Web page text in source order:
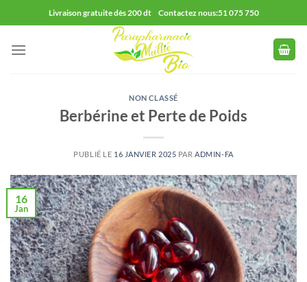
au
contenu
Livraison gratuite dès 200 dt Contactez nous:51 075 750
NON CLASSÉ
Berbérine et Perte de Poids
PUBLIÉ LE 16 JANVIER 2025 PAR ADMIN-FA
16
Jan